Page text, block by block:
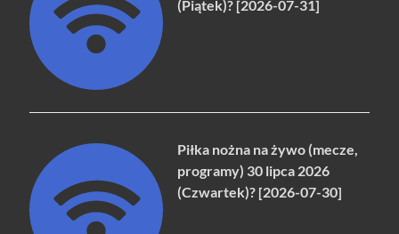
(Piątek)? [2026-07-31]
Piłka nożna na żywo (mecze,
programy) 30 lipca 2026
(Czwartek)? [2026-07-30]